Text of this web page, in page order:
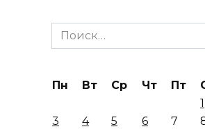
Search
for:
Пн Вт Ср Чт Пт
1
3
4 5 6 7